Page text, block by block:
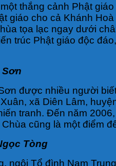
thắng cảnh Phật
giáo cho cả Khánh
tọa lạc ngay dưới
trúc Phật giáo độc
Sơn
được nhiều người
xã Diên Lâm,
tranh. Đến năm
cũng là một điểm
Tòng
ngôi Tổ đình Nam